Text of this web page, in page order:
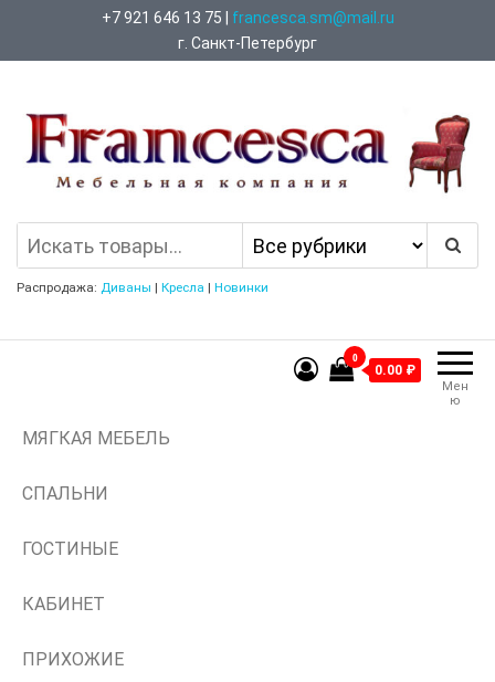
+7 921 646 13 75 | francesca.sm@mail.ru
г. Санкт-Петербург
Francesca Мебельная Компания
Распродажа: Диваны | Кресла | Новинки
Мен
ю
0
0.00 ₽
МЯГКАЯ МЕБЕЛЬ
СПАЛЬНИ
ГОСТИНЫЕ
КАБИНЕТ
ПРИХОЖИЕ